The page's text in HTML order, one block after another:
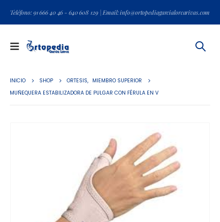
Teléfono: 91 666 40 46 - 640 608 129 | Email: info@ortopediagarcialorcarivas.com
INICIO SHOP ORTESIS, MIEMBRO SUPERIOR
MUÑEQUERA ESTABILIZADORA DE PULGAR CON FÉRULA EN V